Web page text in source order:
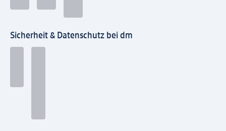
Sicherheit & Datenschutz bei dm